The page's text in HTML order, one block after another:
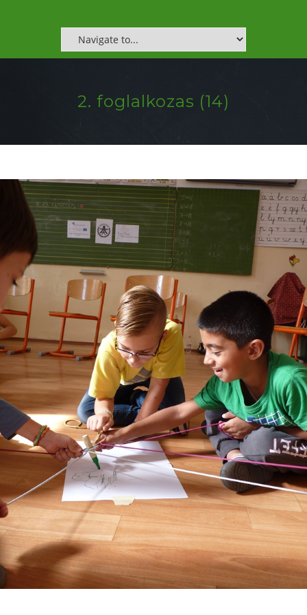
2. foglalkozas (14)